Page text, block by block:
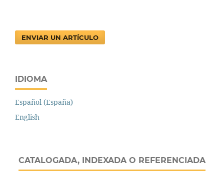
ENVIAR UN ARTÍCULO
IDIOMA
Español (España)
English
CATALOGADA, INDEXADA O REFERENCIADA